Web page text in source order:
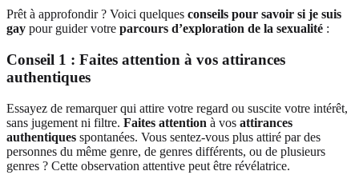
Prêt à approfondir ? Voici quelques conseils pour savoir si je suis
gay pour guider votre parcours d’exploration de la sexualité :
Conseil 1 : Faites attention à vos attirances
authentiques
Essayez de remarquer qui attire votre regard ou suscite votre intérêt,
sans jugement ni filtre. Faites attention à vos attirances
authentiques spontanées. Vous sentez-vous plus attiré par des
personnes du même genre, de genres différents, ou de plusieurs
genres ? Cette observation attentive peut être révélatrice.